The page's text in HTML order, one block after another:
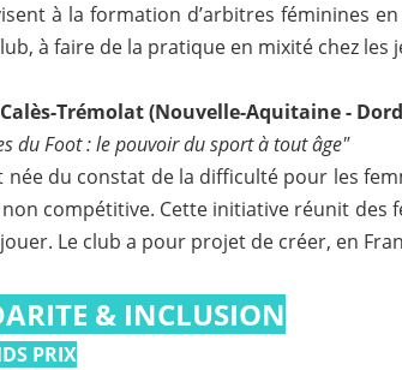
à la formation d’arbitres féminines
à faire de la pratique en mixité chez
Trémolat (Nouvelle-Aquitaine -
du Foot : le pouvoir du sport à tout âge"
née du constat de la difficulté pour les
compétitive. Cette initiative réunit des
Le club a pour projet de créer, en
& INCLUSION
PRIX